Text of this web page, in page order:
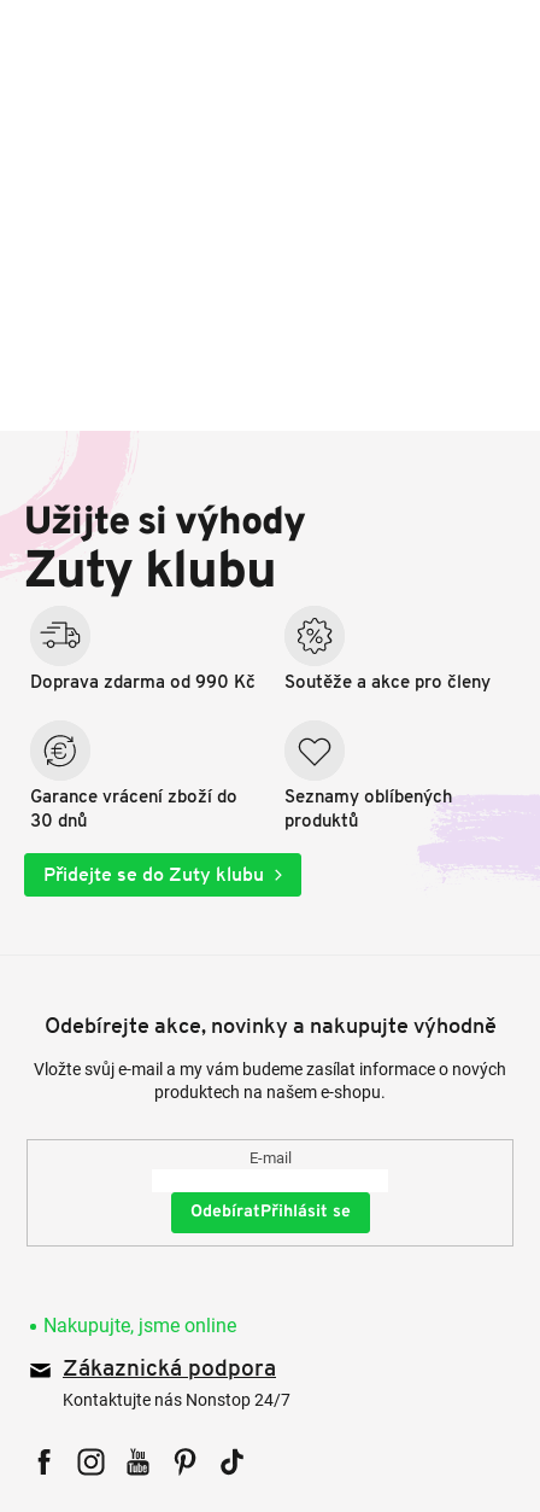
a
í
Užijte si výhody
Zuty klubu
Doprava zdarma od 990 Kč
Garance vrácení zboží do
30 dnů
Soutěže a akce pro členy
Seznamy oblíbených
produktů
Přidejte se do Zuty klubu
Odebírejte akce, novinky a nakupujte výhodně
Vložte svůj e-mail a my vám budeme zasílat informace o nových
produktech na našem e-shopu.
E-mail
Přihlásit se
Nakupujte, jsme online
Zákaznická podpora
Kontaktujte nás Nonstop 24/7